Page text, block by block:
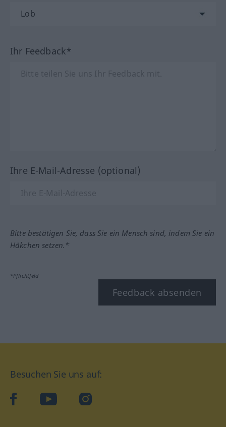
Ihr Feedback*
Ihre E-Mail-Adresse (optional)
Bitte bestätigen Sie, dass Sie ein Mensch sind, indem Sie ein
Häkchen setzen.*
*Pflichtfeld
Feedback absenden
Besuchen Sie uns auf:
facebookYouTube Instagram